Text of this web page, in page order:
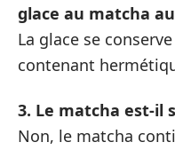
glace au matcha
La glace se
contenant
3. Le matcha est-il
Non, le matcha